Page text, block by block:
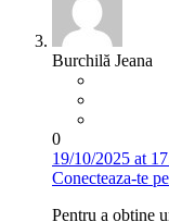
Burchilă Jeana
0
19/10/2025 at
Conecteaza-te
Pentru a obține